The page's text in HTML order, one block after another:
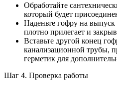
Обработайте
который будет
Наденьте гофру на
плотно прилегает и
Вставьте другой конец
канализационной трубы,
герметик для
Шаг 4. Проверка работы